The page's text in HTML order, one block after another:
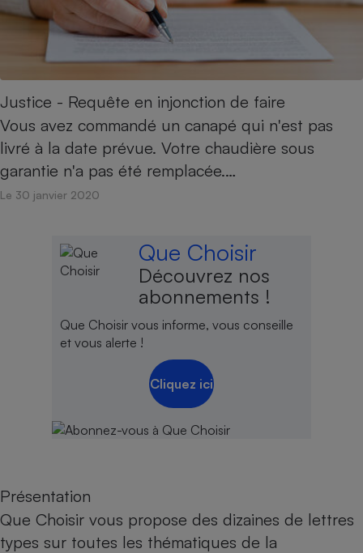
Justice - Requête en injonction de faire
Vous avez commandé un canapé qui n'est pas
livré à la date prévue. Votre chaudière sous
garantie n'a pas été remplacée.…
Le 30 janvier 2020
Que Choisir
Découvrez nos
abonnements !
Que Choisir vous informe, vous conseille
et vous alerte !
Cliquez ici
Présentation
Que Choisir vous propose des dizaines de lettres
types sur toutes les thématiques de la